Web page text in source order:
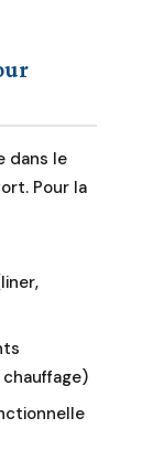
dans le
Pour la